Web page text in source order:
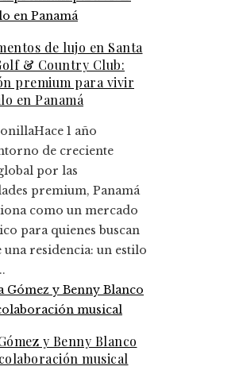
de lujo en Santa
& Country Club:
premium para vivir
en Panamá
Hace 1 año
de creciente
por las
premium, Panamá
como un mercado
para quienes buscan
una residencia: un estilo
y Benny Blanco
musical